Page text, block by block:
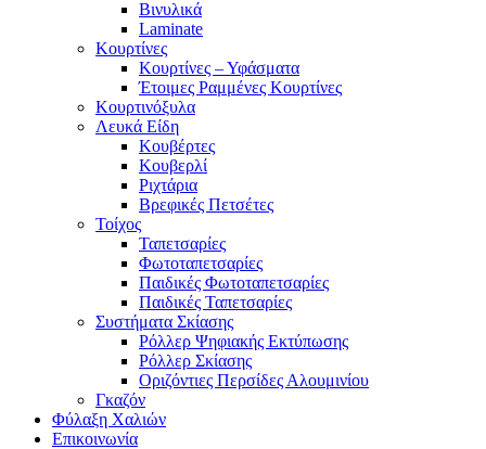
Βινυλικά
Laminate
Κουρτίνες
Κουρτίνες – Υφάσματα
Έτοιμες Ραμμένες Κουρτίνες
Κουρτινόξυλα
Λευκά Είδη
Κουβέρτες
Κουβερλί
Ριχτάρια
Βρεφικές Πετσέτες
Τοίχος
Ταπετσαρίες
Φωτοταπετσαρίες
Παιδικές Φωτοταπετσαρίες
Παιδικές Ταπετσαρίες
Συστήματα Σκίασης
Ρόλλερ Ψηφιακής Εκτύπωσης
Ρόλλερ Σκίασης
Οριζόντιες Περσίδες Αλουμινίου
Γκαζόν
Φύλαξη Χαλιών
Επικοινωνία